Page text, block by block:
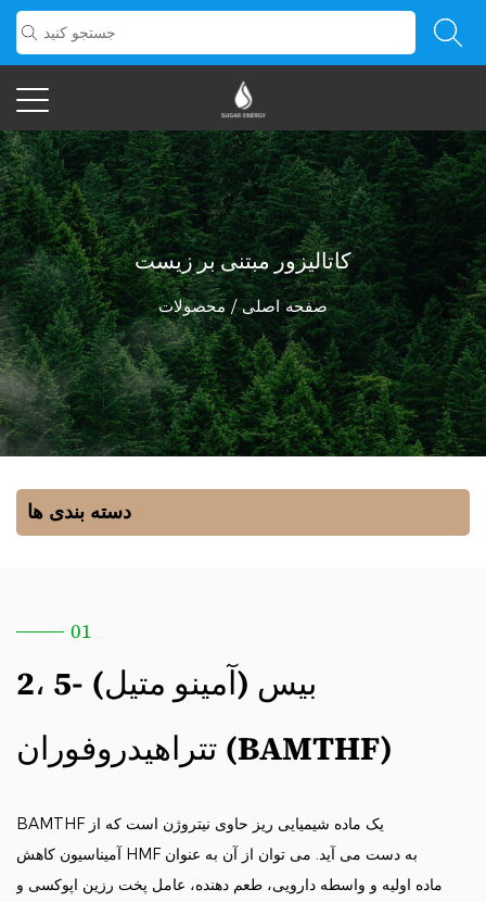
کاتالیزور مبتنی بر زیست
صفحه اصلی/ محصولات
دسته بندی ها
01
2، 5- بیس (آمینو متیل)
تتراهیدروفوران (BAMTHF)
BAMTHF یک ماده شیمیایی ریز حاوی نیتروژن است که از
آمیناسیون کاهش HMF به دست می آید. می توان از آن به عنوان
ماده اولیه و واسطه دارویی، طعم دهنده، عامل پخت رزین اپوکسی و